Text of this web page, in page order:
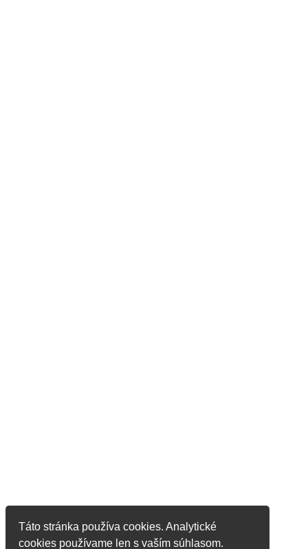
Táto stránka používa cookies. Analytické
cookies používame len s vaším súhlasom.